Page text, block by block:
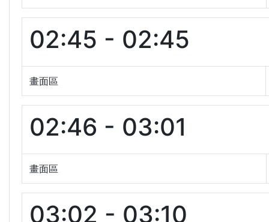
02:45 - 02:45
畫面區
02:46 - 03:01
畫面區
03:02 - 03:10